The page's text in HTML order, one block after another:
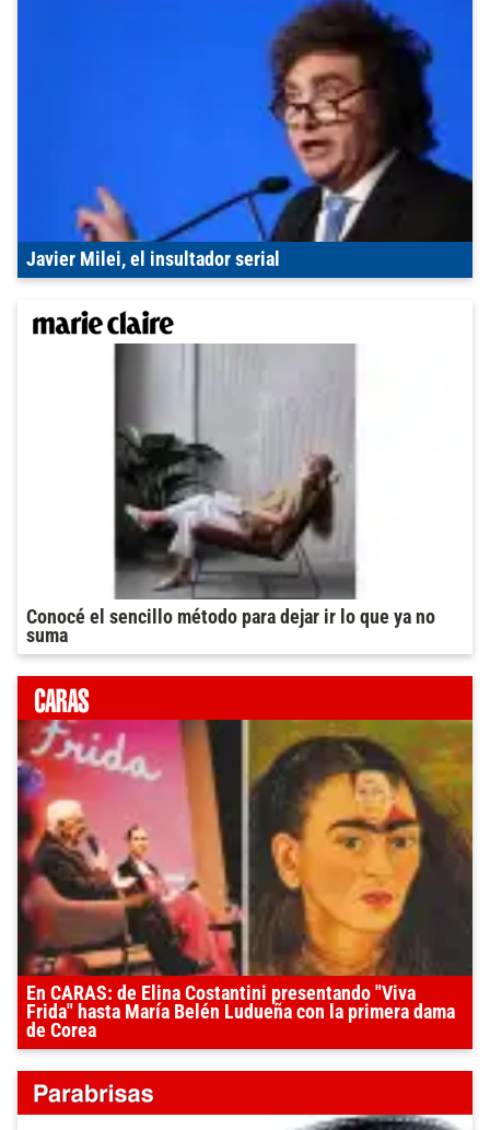
Javier Milei, el insultador serial
Conocé el sencillo método para dejar ir lo que ya no
suma
En CARAS: de Elina Costantini presentando "Viva
Frida" hasta María Belén Ludueña con la primera dama
de Corea